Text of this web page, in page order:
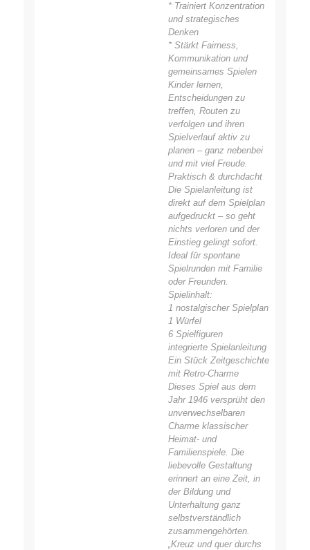
* Trainiert Konzentration
und strategisches
Denken
* Stärkt Fairness,
Kommunikation und
gemeinsames Spielen
Kinder lernen,
Entscheidungen zu
treffen, Routen zu
verfolgen und ihren
Spielverlauf aktiv zu
planen – ganz nebenbei
und mit viel Freude.
Praktisch & durchdacht
Die Spielanleitung ist
direkt auf dem Spielplan
aufgedruckt – so geht
nichts verloren und der
Einstieg gelingt sofort.
Ideal für spontane
Spielrunden mit Familie
oder Freunden.
Spielinhalt:
1 nostalgischer Spielplan
1 Würfel
6 Spielfiguren
integrierte Spielanleitung
Ein Stück Zeitgeschichte
mit Retro-Charme
Dieses Spiel aus dem
Jahr 1946 versprüht den
unverwechselbaren
Charme klassischer
Heimat- und
Familienspiele. Die
liebevolle Gestaltung
erinnert an eine Zeit, in
der Bildung und
Unterhaltung ganz
selbstverständlich
zusammengehörten.
„Kreuz und quer durchs